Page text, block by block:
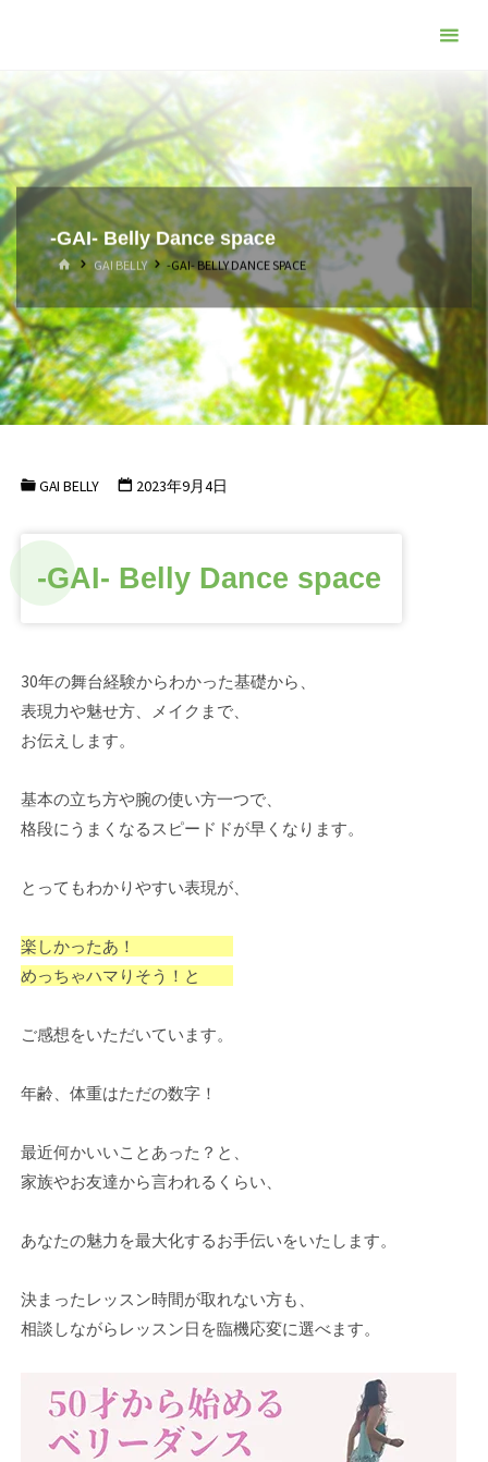
ン
ツ
へ
ス
キ
ッ
プ
-GAI- Belly Dance space
ホ
ー
ム
GAI BELLY -GAI- BELLY DANCE SPACE
GAI BELLY 2023年9月4日
-GAI- Belly Dance space
30年の舞台経験からわかった基礎から、
表現力や魅せ方、メイクまで、
お伝えします。
基本の立ち方や腕の使い方一つで、
格段にうまくなるスピードドが早くなります。
とってもわかりやすい表現が、
楽しかったあ！
めっちゃハマりそう！と
ご感想をいただいています。
年齢、体重はただの数字！
最近何かいいことあった？と、
家族やお友達から言われるくらい、
あなたの魅力を最大化するお手伝いをいたします。
決まったレッスン時間が取れない方も、
相談しながらレッスン日を臨機応変に選べます。